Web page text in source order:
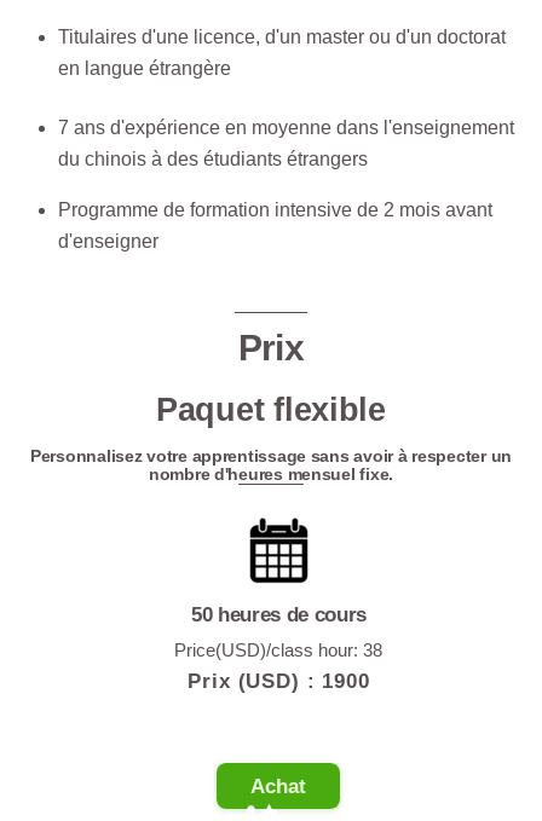
Titulaires d'une licence, d'un master ou d'un doctorat
en langue étrangère
7 ans d'expérience en moyenne dans l'enseignement
du chinois à des étudiants étrangers
Programme de formation intensive de 2 mois avant
d'enseigner
Prix
Paquet flexible
Personnalisez votre apprentissage sans avoir à respecter un
nombre d'heures mensuel fixe.
50 heures de cours
Price(USD)/class hour: 38
Prix (USD) : 1900
Achat